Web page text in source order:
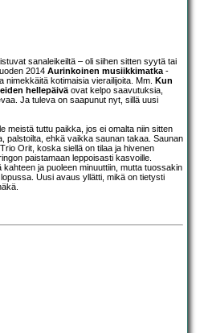
sanaleikeiltä – oli siihen sitten syytä tai
2014 Aurinkoinen musiikkimatka -
nimekkäitä kotimaisia vierailijoita. Mm. Kun
hellepäivä ovat kelpo saavutuksia,
Ja tuleva on saapunut nyt, sillä uusi
meistä tuttu paikka, jos ei omalta niin sitten
palstoilta, ehkä vaikka saunan takaa. Saunan
Orit, koska siellä on tilaa ja hivenen
paistamaan leppoisasti kasvoille.
ja puoleen minuuttiin, mutta tuossakin
Uusi avaus yllätti, mikä on tietysti